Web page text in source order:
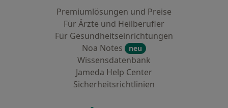
Premiumlösungen und Preise
Für Ärzte und Heilberufler
Für Gesundheitseinrichtungen
Noa Notes
neu
Wissensdatenbank
Jameda Help Center
Sicherheitsrichtlinien